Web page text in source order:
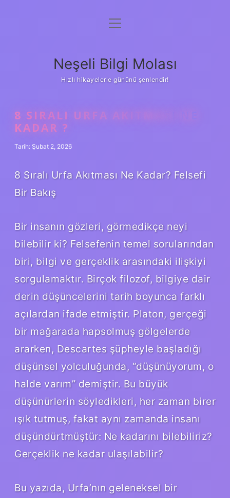
Anasayfa
Yasal Uyarı
menüyü
Neşeli Bilgi Molası
Hızlı hikayelerle gününü şenlendir!
8 SIRALI URFA AKITMASI NE
KADAR ?
Tarih: Şubat 2, 2026
8 Sıralı Urfa Akıtması Ne Kadar? Felsefi
Bir Bakış
Bir insanın gözleri, görmedikçe neyi
bilebilir ki? Felsefenin temel sorularından
biri, bilgi ve gerçeklik arasındaki ilişkiyi
sorgulamaktır. Birçok filozof, bilgiye dair
derin düşüncelerini tarih boyunca farklı
açılardan ifade etmiştir. Platon, gerçeği
bir mağarada hapsolmuş gölgelerde
ararken, Descartes şüpheyle başladığı
düşünsel yolculuğunda, “düşünüyorum, o
halde varım” demiştir. Bu büyük
düşünürlerin söyledikleri, her zaman birer
ışık tutmuş, fakat aynı zamanda insanı
düşündürtmüştür: Ne kadarını bilebiliriz?
Gerçeklik ne kadar ulaşılabilir?
Bu yazıda, Urfa’nın geleneksel bir